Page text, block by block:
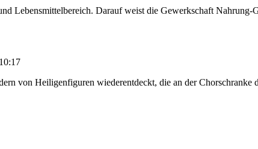
Lebensmittelbereich. Darauf weist die Gewerkschaft Nahrung-
von Heiligenfiguren wiederentdeckt, die an der Chorschranke